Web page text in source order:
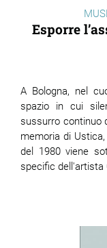
Esporre
A Bologna, nel
spazio in cui
sussurro continuo
memoria di
del 1980 viene
specific dell'artista